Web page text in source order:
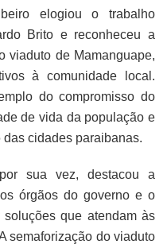
elogiou o trabalho
Brito e reconheceu a
viaduto de Mamanguape,
à comunidade local.
do compromisso do
de vida da população e
cidades paraibanas.
sua vez, destacou a
órgãos do governo e o
que atendam às
semaforização do viaduto